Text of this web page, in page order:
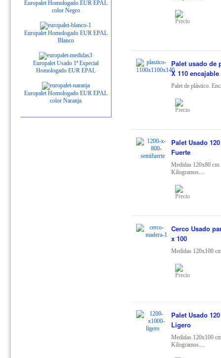
Europalet Homologado EUR EPAL
color Negro
Europalet Homologado EUR EPAL
Blanco
Europalet Usado 1ª Especial
Homologado EUR EPAL
Europalet Homologado EUR EPAL
color Naranja
Palet usado de
X 110 encajable
Palet de plástico.
Palet Usado
Fuerte
Medidas 120x80
Kilogramos....
Cerco Usado
x 100
Medidas 120x100
Palet Usado
Ligero
Medidas 120x100
Kilogramos....